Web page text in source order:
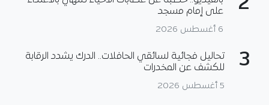
على إمام مسجد
6 أغسطس 2026
3
تحاليل فجائية لسائقي الحافلات.. الدرك يشدد الرقابة
للكشف عن المخدرات
5 أغسطس 2026